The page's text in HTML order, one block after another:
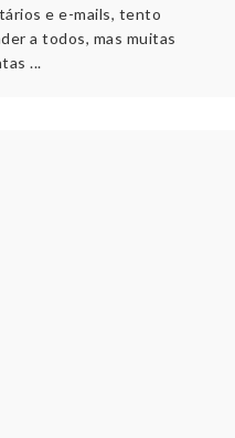
e e-mails, tento
a todos, mas muitas
...